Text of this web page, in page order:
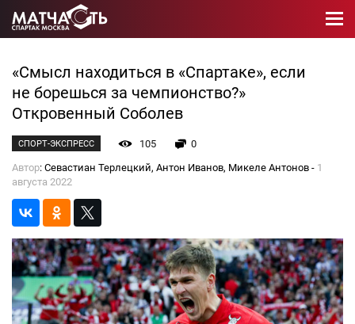
«Смысл находиться в «Спартаке», если
не борешься за чемпионство?»
Откровенный Соболев
СПОРТ-ЭКСПРЕСС 105
0
Автор: Севастиан Терлецкий, Антон Иванов, Микеле Антонов - 1
августа 2022